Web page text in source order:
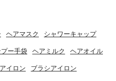
ヘアマスク シャワーキャップ
ー手袋 ヘアミルク ヘアオイル
イロン ブラシアイロン